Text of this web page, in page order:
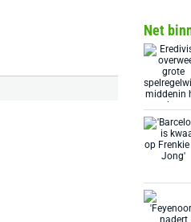
Net